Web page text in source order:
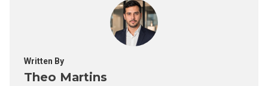
Written By
Theo Martins